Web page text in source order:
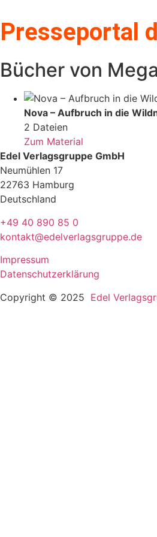
Inhalt
springen
Presseportal
Bücher von
Nova – Aufbruch in die
2 Dateien
Zum Material
Edel Verlagsgruppe GmbH
Neumühlen 17
22763 Hamburg
Deutschland
+49 40 890 85 0
kontakt@edelverlagsgruppe.de
Impressum
Datenschutzerklärung
Copyright © 2025 Edel